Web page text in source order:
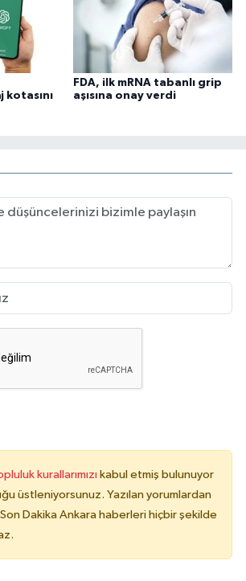
kotasını
FDA, ilk mRNA tabanlı grip
aşısına onay verdi
kurallarımızı kabul etmiş bulunuyor
üstleniyorsunuz. Yazılan yorumlardan
Dakika Ankara haberleri hiçbir şekilde